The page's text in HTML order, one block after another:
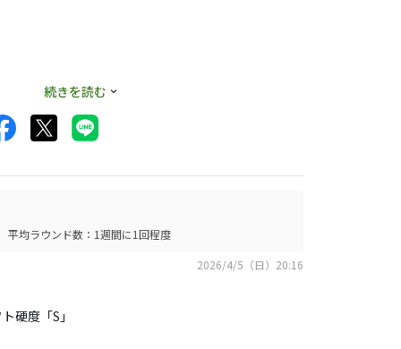
比べて何が良く
ちの方が少しつ
続きを読む
平均ラウンド数：1週間に1回程度
2026/4/5（日）20:16
硬度「S」